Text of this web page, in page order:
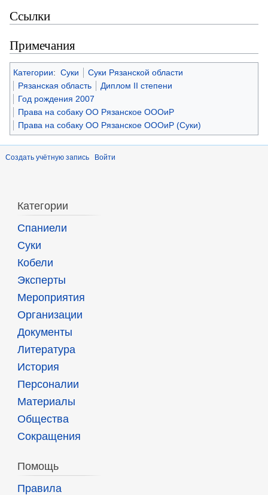
Ссылки
Примечания
Категории: Суки
Суки Рязанской области
Рязанская область
Диплом II степени
Год рождения 2007
Права на собаку ОО Рязанское ОООиР
Права на собаку ОО Рязанское ОООиР (Суки)
Создать учётную запись Войти
Категории
Спаниели
Суки
Кобели
Эксперты
Мероприятия
Организации
Документы
Литература
История
Персоналии
Материалы
Общества
Сокращения
Помощь
Правила